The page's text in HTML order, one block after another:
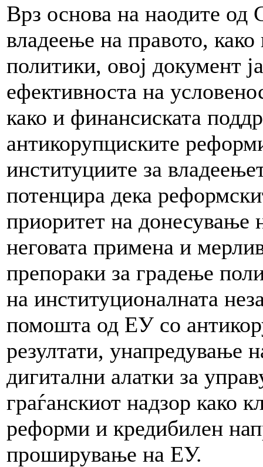
Врз основа на наодите
владеење на правото,
политики, овој документ
ефективноста на
како и финансиската
антикорупциските
институциите за
потенцира дека
приоритет на донесување
неговата примена и
препораки за градење
на институционалната
помошта од ЕУ со
резултати, унапредување
дигитални алатки за
граѓанскиот надзор како
реформи и кредибилен
проширување на ЕУ.